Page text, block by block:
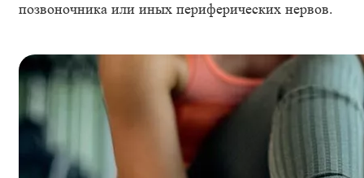
позвоночника или иных периферических нервов.